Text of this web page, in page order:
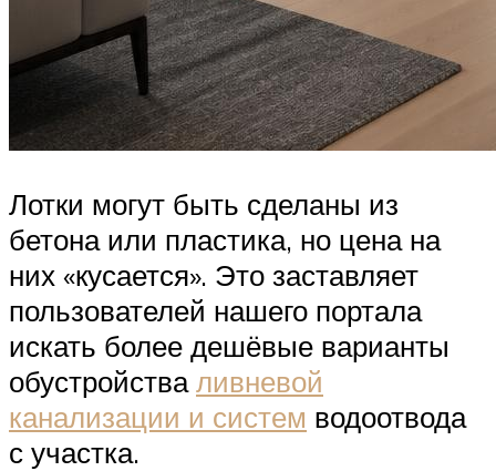
Лотки могут быть сделаны из
бетона или пластика, но цена на
них «кусается». Это заставляет
пользователей нашего портала
искать более дешёвые варианты
обустройстваливневой
канализации и систем водоотвода
с участка.